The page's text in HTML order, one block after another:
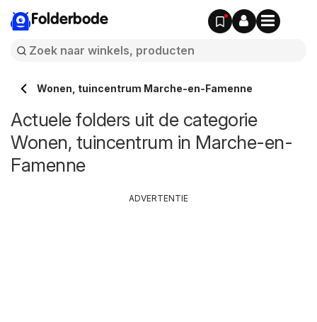
Folderbode
Wonen, tuincentrum Marche-en-Famenne
Actuele folders uit de categorie
Wonen, tuincentrum in Marche-en-
Famenne
ADVERTENTIE